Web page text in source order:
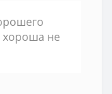
хороша не